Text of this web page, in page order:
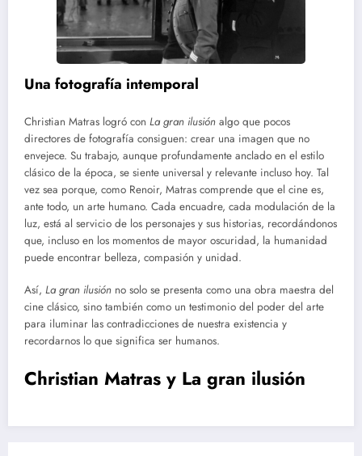
Una fotografía intemporal
Christian Matras logró con La gran ilusión algo que pocos
directores de fotografía consiguen: crear una imagen que no
envejece. Su trabajo, aunque profundamente anclado en el estilo
clásico de la época, se siente universal y relevante incluso hoy. Tal
vez sea porque, como Renoir, Matras comprende que el cine es,
ante todo, un arte humano. Cada encuadre, cada modulación de la
luz, está al servicio de los personajes y sus historias, recordándonos
que, incluso en los momentos de mayor oscuridad, la humanidad
puede encontrar belleza, compasión y unidad.
Así, La gran ilusión no solo se presenta como una obra maestra del
cine clásico, sino también como un testimonio del poder del arte
para iluminar las contradicciones de nuestra existencia y
recordarnos lo que significa ser humanos.
Christian Matras y La gran ilusión